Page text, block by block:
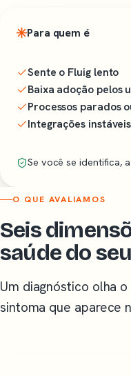
Para quem é
Sente o Fluig lento
Baixa adoção pelos
Processos parados
Integrações instáveis
Se você se identifica,
O QUE AVALIAMOS
Seis
saúde do
Um diagnóstico olha
sintoma que aparece